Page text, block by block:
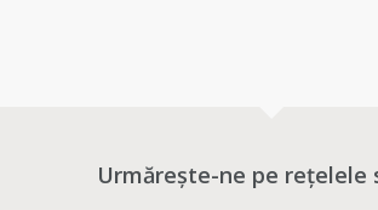
Urmărește-ne pe rețelele